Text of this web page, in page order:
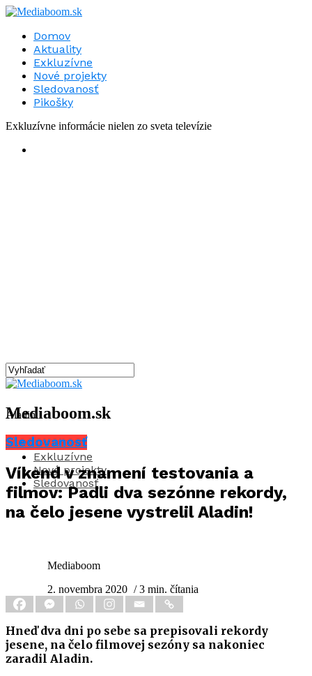
Domov
Aktuality
Exkluzívne
Nové projekty
Sledovanosť
Pikošky
Exkluzívne informácie nielen zo sveta televízie
Mediaboom.sk
Aktuality
Exkluzívne
Nové projekty
Sledovanosť
Aladin
Sledovanosť
Víkend v znamení testovania a
filmov: Padli dva sezónne rekordy,
na čelo jesene vystrelil Aladin!
Mediaboom
2. novembra 2020 / 3 min. čítania
Hneď dva dni po sebe sa prepisovali rekordy
jesene, na čelo filmovej sezóny sa nakoniec
zaradil Aladin.